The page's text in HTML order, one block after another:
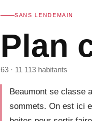
SANS LENDEMAIN
Plan
63 · 11 113 habitants
Beaumont se classe
sommets. On est ici